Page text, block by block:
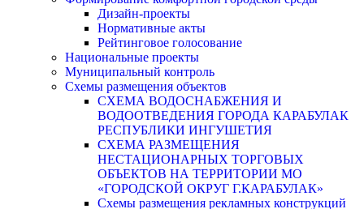
Дизайн-проекты
Нормативные акты
Рейтинговое голосование
Национальные проекты
Муниципальный контроль
Схемы размещения объектов
СХЕМА ВОДОСНАБЖЕНИЯ И
ВОДООТВЕДЕНИЯ ГОРОДА КАРАБУЛАК
РЕСПУБЛИКИ ИНГУШЕТИЯ
СХЕМА РАЗМЕЩЕНИЯ
НЕСТАЦИОНАРНЫХ ТОРГОВЫХ
ОБЪЕКТОВ НА ТЕРРИТОРИИ МО
«ГОРОДСКОЙ ОКРУГ Г.КАРАБУЛАК»
Схемы размещения рекламных конструкций